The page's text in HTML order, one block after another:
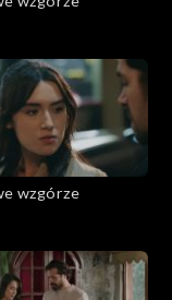
wzgórze